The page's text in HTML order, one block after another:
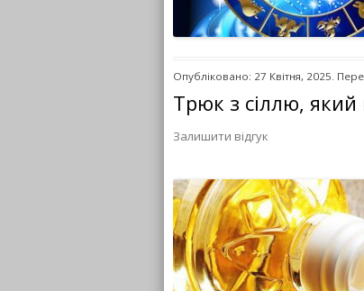
Опубліковано: 27 Квітня, 2025.
Трюк з сіллю, який
Залишити відгук